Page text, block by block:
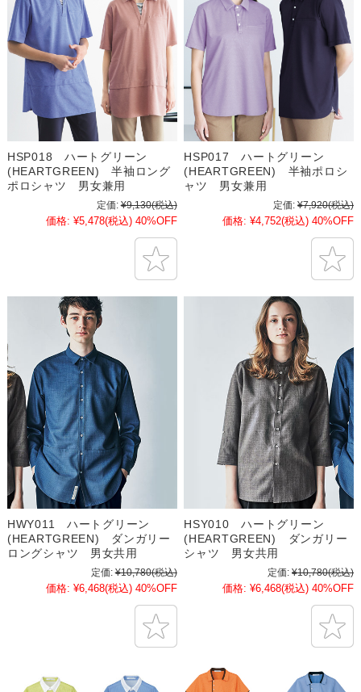
HSP018 ハートグリーン
(HEARTGREEN) 半袖ロング
ポロシャツ 男女兼用
定価: ¥9,130(税込)
価格: ¥5,478(税込) 40%OFF
HSP017 ハートグリーン
(HEARTGREEN) 半袖ポロシ
ャツ 男女兼用
定価: ¥7,920(税込)
価格: ¥4,752(税込) 40%OFF
HWY011 ハートグリーン
(HEARTGREEN) ダンガリー
ロングシャツ 男女共用
定価: ¥10,780(税込)
価格: ¥6,468(税込) 40%OFF
HSY010 ハートグリーン
(HEARTGREEN) ダンガリー
シャツ 男女共用
定価: ¥10,780(税込)
価格: ¥6,468(税込) 40%OFF